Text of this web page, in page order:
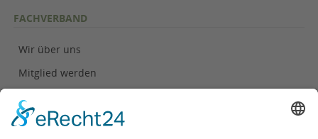
FACHVERBAND
Wir über uns
Mitglied werden
KONTAKT